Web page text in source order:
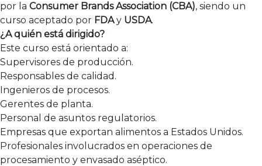
por la Consumer Brands Association (CBA), siendo un
curso aceptado por FDAy USDA.
¿A quién está dirigido?
Este curso está orientado a:
Supervisores de producción.
Responsables de calidad.
Ingenieros de procesos.
Gerentes de planta.
Personal de asuntos regulatorios.
Empresas que exportan alimentos a Estados Unidos.
Profesionales involucrados en operaciones de
procesamiento y envasado aséptico.